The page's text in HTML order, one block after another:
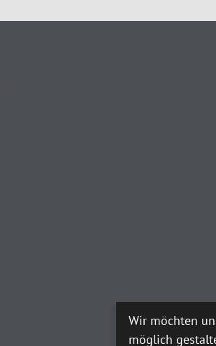
Wir möchten
möglich